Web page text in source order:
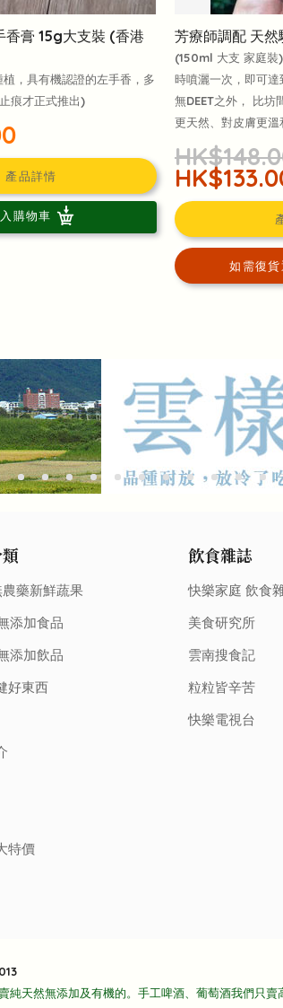
香膏 15g大支裝 (香港
，具有機認證的左手香，多
痕才正式推出)
產品詳情
購物車
芳療師調配 天
(150ml 大支 家庭裝
時噴灑一次，即可達
無DEET之外， 比坊
更天然、對皮膚更
如需復貨
藥新鮮蔬果
添加食品
添加飲品
好東西
特價
飲食雜誌
快樂家庭 飲食
美食研究所
雲南搜食記
粒粒皆辛苦
快樂電視台
純天然無添加及有機的。手工啤酒、葡萄酒我們只